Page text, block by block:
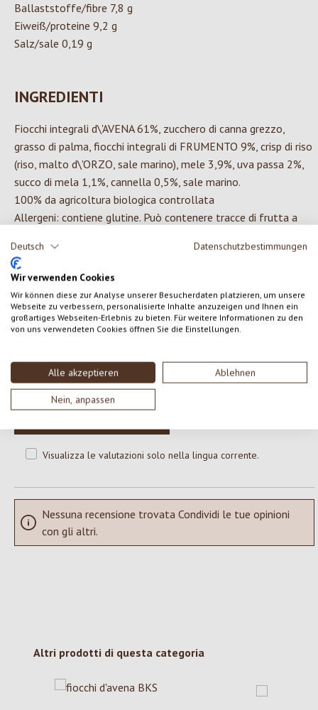
Deutsch Datenschutzbestimmungen
Wir verwenden Cookies
Wir können diese zur Analyse unserer Besucherdaten platzieren, um unsere
Webseite zu verbessern, personalisierte Inhalte anzuzeigen und Ihnen ein
großartiges Webseiten-Erlebnis zu bieten. Für weitere Informationen zu den
von uns verwendeten Cookies öffnen Sie die Einstellungen.
Alle akzeptieren Ablehnen
Nein, anpassen
Ballaststoffe/fibre 7,8 g
Eiweiß/proteine 9,2 g
Salz/sale 0,19 g
INGREDIENTI
Fiocchi integrali d\'AVENA 61%, zucchero di canna grezzo,
grasso di palma, fiocchi integrali di FRUMENTO 9%, crisp di riso
(riso, malto d\'ORZO, sale marino), mele 3,9%, uva passa 2%,
succo di mela 1,1%, cannella 0,5%, sale marino.
100% da agricoltura biologica controllata
Allergeni: contiene glutine. Può contenere tracce di frutta a
0 di 0 valutazioni
Condividi le tue esperienze con il prodotto con altri clienti.
Visualizza le valutazioni solo nella lingua corrente.
Nessuna recensione trovata Condividi le tue opinioni
con gli altri.
Salta la galleria dei prodotti
Altri prodotti di questa categoria